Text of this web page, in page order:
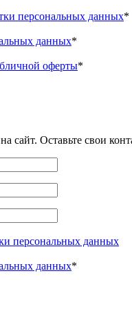
персональных данных*
данных*
оферты*
сайт. Оставьте свои
персональных данных
данных*